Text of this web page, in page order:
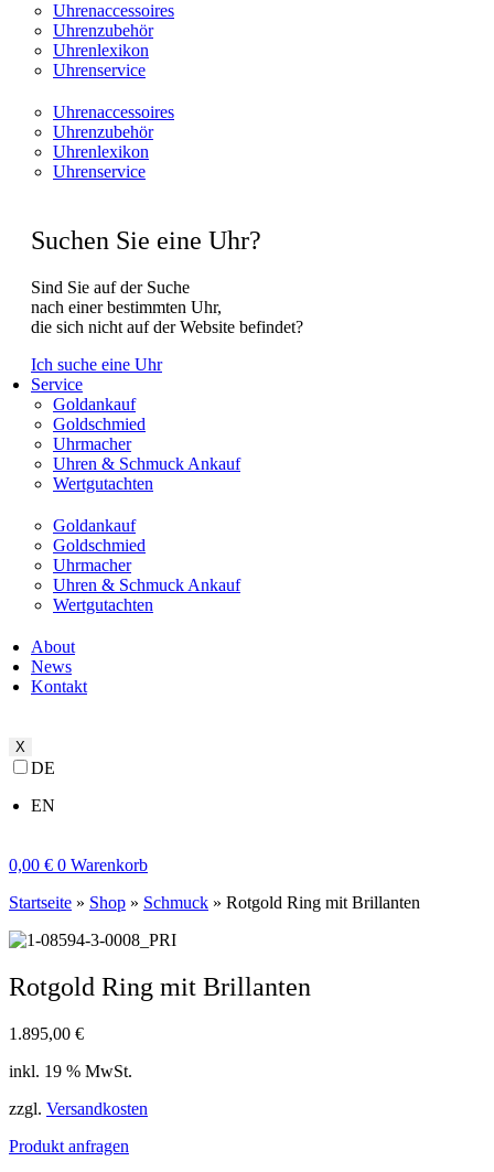
Uhrenaccessoires
Uhrenzubehör
Uhrenlexikon
Uhrenservice
Uhrenaccessoires
Uhrenzubehör
Uhrenlexikon
Uhrenservice
Suchen Sie eine Uhr?
Sind Sie auf der Suche
nach einer bestimmten Uhr,
die sich nicht auf der Website befindet?
Ich suche eine Uhr
Service
Goldankauf
Goldschmied
Uhrmacher
Uhren & Schmuck Ankauf
Wertgutachten
Goldankauf
Goldschmied
Uhrmacher
Uhren & Schmuck Ankauf
Wertgutachten
About
News
Kontakt
X
DE
EN
0,00 € 0 Warenkorb
Startseite » Shop » Schmuck » Rotgold Ring mit Brillanten
Rotgold Ring mit Brillanten
1.895,00 €
inkl. 19 % MwSt.
zzgl. Versandkosten
Produkt anfragen